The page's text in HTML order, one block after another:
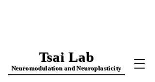
TsaiLab
Neuromodulation andNeuroplasticity